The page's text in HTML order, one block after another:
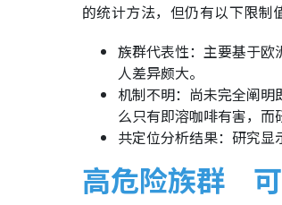
的统计方法，但仍有以下限制
族群代表性：主要基于欧
人差异颇大。
机制不明：尚未完全阐
么只有即溶咖啡有害，而
共定位分析结果：研究显
高危险族群